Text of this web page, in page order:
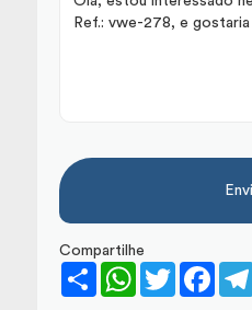
Compartilhe
Share
WhatsApp
Twitter